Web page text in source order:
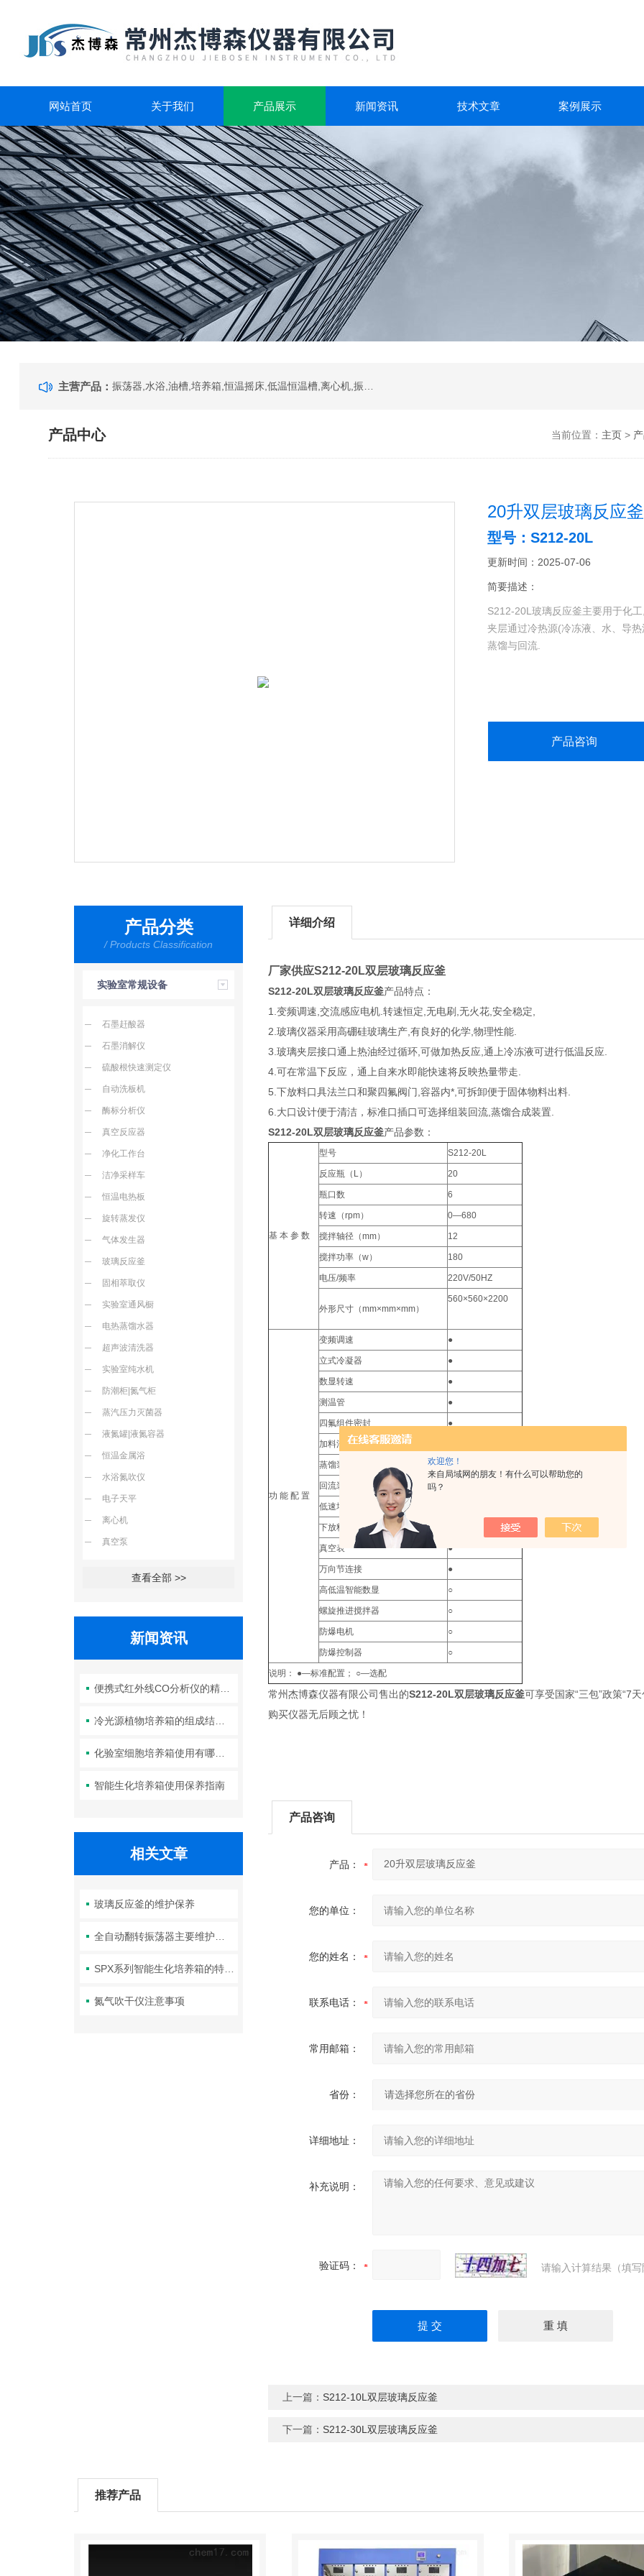
欢迎您！
来自局域网的朋友！有什么可以帮助您的
吗？
网站首页 关于我们 产品展示 新闻资讯 技术文章 案例展示
主营产品：
产品中心 当前位置： 主页>
20升双层玻璃反应釜
型号：S212-20L
更新时间：2025-07-06
简要描述：
S212-20L玻璃反应釜主要用于化
夹层通过冷热源(冷冻液、水、导
蒸馏与回流.
产品咨询
产品分类
/ Products Classification
实验室常规设备
石墨赶酸器
石墨消解仪
硫酸根快速测定仪
自动洗板机
酶标分析仪
真空反应器
净化工作台
洁净采样车
恒温电热板
旋转蒸发仪
气体发生器
玻璃反应釜
固相萃取仪
实验室通风橱
电热蒸馏水器
超声波清洗器
实验室纯水机
防潮柜|氮气柜
蒸汽压力灭菌器
液氮罐|液氮容器
恒温金属浴
水浴氮吹仪
电子天平
离心机
真空泵
查看全部 >>
新闻资讯
便携式红外线CO分析仪的精度如何？
冷光源植物培养箱的组成结构及作用分析
化验室细胞培养箱使用有哪些要求？箱体清洁如何进行？
智能生化培养箱使用保养指南
相关文章
玻璃反应釜的维护保养
SPX系列智能生化培养箱的特点是什么
氮气吹干仪注意事项
详细介绍
厂家供应S212-20L双层玻璃反应釜
S212-20L双层玻璃反应釜产品特点：
1.变频调速,交流感应电机.转速恒定,无电刷,无火花,安全稳定,
2.玻璃仪器采用高硼硅玻璃生产,有良好的化学,物理性能.
3.玻璃夹层接口通上热油经过循环,可做加热反应,通上冷冻液可进行低温反应.
4.可在常温下反应，通上自来水即能快速将反映热量带走.
5.下放料口具法兰口和聚四氟阀门,容器内*,可拆卸便于固体物料出料.
6.大口设计便于清洁，标准口插口可选择组装回流,蒸馏合成装置.
S212-20L双层玻璃反应釜产品参数：
基 本 参 数
型号 S212-20L
反应瓶（L） 20
瓶口数 6
转速（rpm） 0—680
搅拌轴径（mm） 12
搅拌功率（w） 180
电压/频率 220V/50HZ
外形尺寸（mm×mm×mm）
560×560×2200
功 能 配 置
变频调速 ●
立式冷凝器 ●
数显转速 ●
测温管 ●
四氟组件密封 ●
加料活塞
蒸馏装置 ●
回流装置
低速增力
下放料
真空表 ●
万向节连接 ●
高低温智能数显 ○
螺旋推进搅拌器 ○
防爆电机 ○
防爆控制器 ○
说明： ●—标准配置； ○—选配
常州杰博森仪器有限公司售出的S212-20L双层玻璃反应釜可享受国家“三包”政策“7
购买仪器无后顾之忧！
产品咨询
产品：
您的单位：
您的姓名：
联系电话：
常用邮箱：
省份：
详细地址：
补充说明：
验证码： 请输入计算结果（填
上一篇： S212-10L双层玻璃反应釜
下一篇： S212-30L双层玻璃反应釜
推荐产品